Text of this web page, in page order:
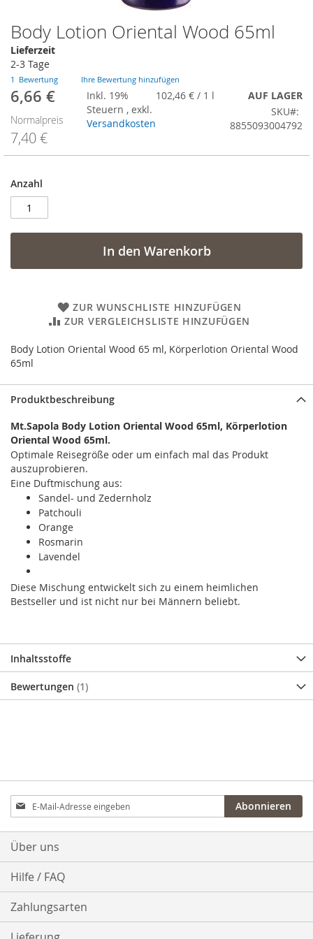
Body Lotion Oriental Wood 65ml
Lieferzeit
2-3 Tage
1 Bewertung Ihre Bewertung hinzufügen
Sonderangebot
6,66 €
Normalpreis
7,40 €
Inkl. 19%
Steuern , exkl.
Versandkosten
102,46 € / 1 l
AUF LAGER
SKU
8855093004792
Anzahl
In den Warenkorb
ZUR WUNSCHLISTE HINZUFÜGEN
ZUR VERGLEICHSLISTE HINZUFÜGEN
Body Lotion Oriental Wood 65 ml, Körperlotion Oriental Wood
65ml
Zum
Anfang
der
Bildergalerie
springen
Produktbeschreibung
Mt.Sapola Body Lotion Oriental Wood 65ml, Körperlotion
Oriental Wood 65ml.
Optimale Reisegröße oder um einfach mal das Produkt
auszuprobieren.
Eine Duftmischung aus:
Sandel- und Zedernholz
Patchouli
Orange
Rosmarin
Lavendel
Diese Mischung entwickelt sich zu einem heimlichen
Bestseller und ist nicht nur bei Männern beliebt.
Inhaltsstoffe
Bewertungen 1
Anmeldung
zum
Newsletter:
Abonnieren
Über uns
Hilfe / FAQ
Zahlungsarten